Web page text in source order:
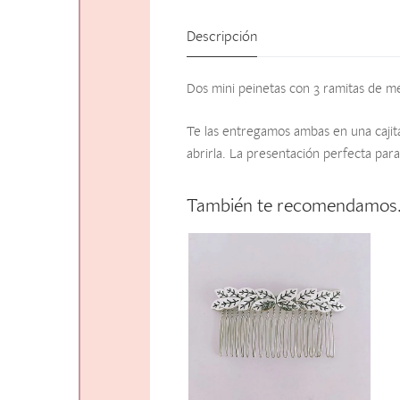
Descripción
Dos mini peinetas con 3 ramitas de
Te las entregamos ambas en una
abrirla. La presentación perfecta
También te